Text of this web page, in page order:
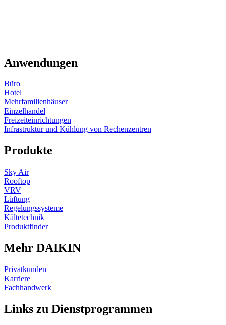
Anwendungen
Büro
Hotel
Mehrfamilienhäuser
Einzelhandel
Freizeiteinrichtungen
Infrastruktur und Kühlung von Rechenzentren
Produkte
Sky Air
Rooftop
VRV
Lüftung
Regelungssysteme
Kältetechnik
Produktfinder
Mehr DAIKIN
Privatkunden
Karriere
Fachhandwerk
Links zu Dienstprogrammen